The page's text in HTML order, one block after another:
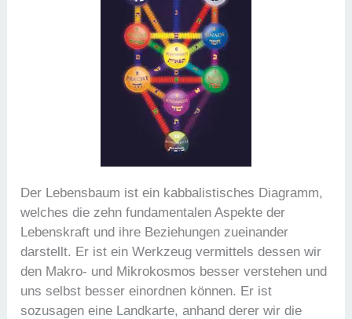
Der Lebensbaum ist ein kabbalistisches Diagramm,
welches die zehn fundamentalen Aspekte der
Lebenskraft und ihre Beziehungen zueinander
darstellt. Er ist ein Werkzeug vermittels dessen wir
den Makro- und Mikrokosmos besser verstehen und
uns selbst besser einordnen können. Er ist
sozusagen eine Landkarte, anhand derer wir die